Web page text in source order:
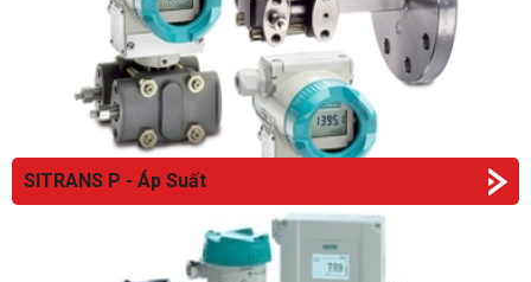
SITRANS P - Áp Suất